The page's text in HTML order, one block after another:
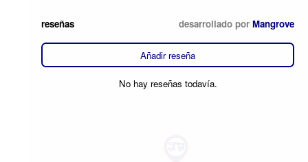
reseñas desarrollado por Mangrove
Añadir reseña
No hay reseñas todavía.